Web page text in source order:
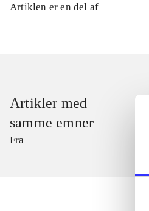
Artiklen er en del af
Artikler med
samme emner
Fra